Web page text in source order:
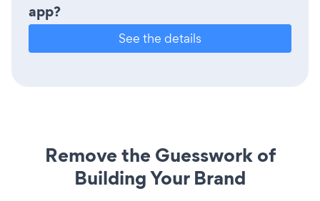
app?
See the details
Remove the Guesswork of
Building Your Brand